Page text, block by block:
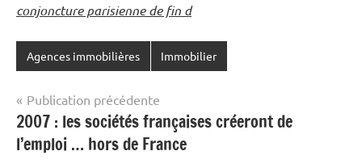
conjoncture parisienne de fin d
Agences immobilières Immobilier
Navigation
de
l’article
Publication précédente
2007 : les sociétés françaises créeront de
l’emploi … hors de France